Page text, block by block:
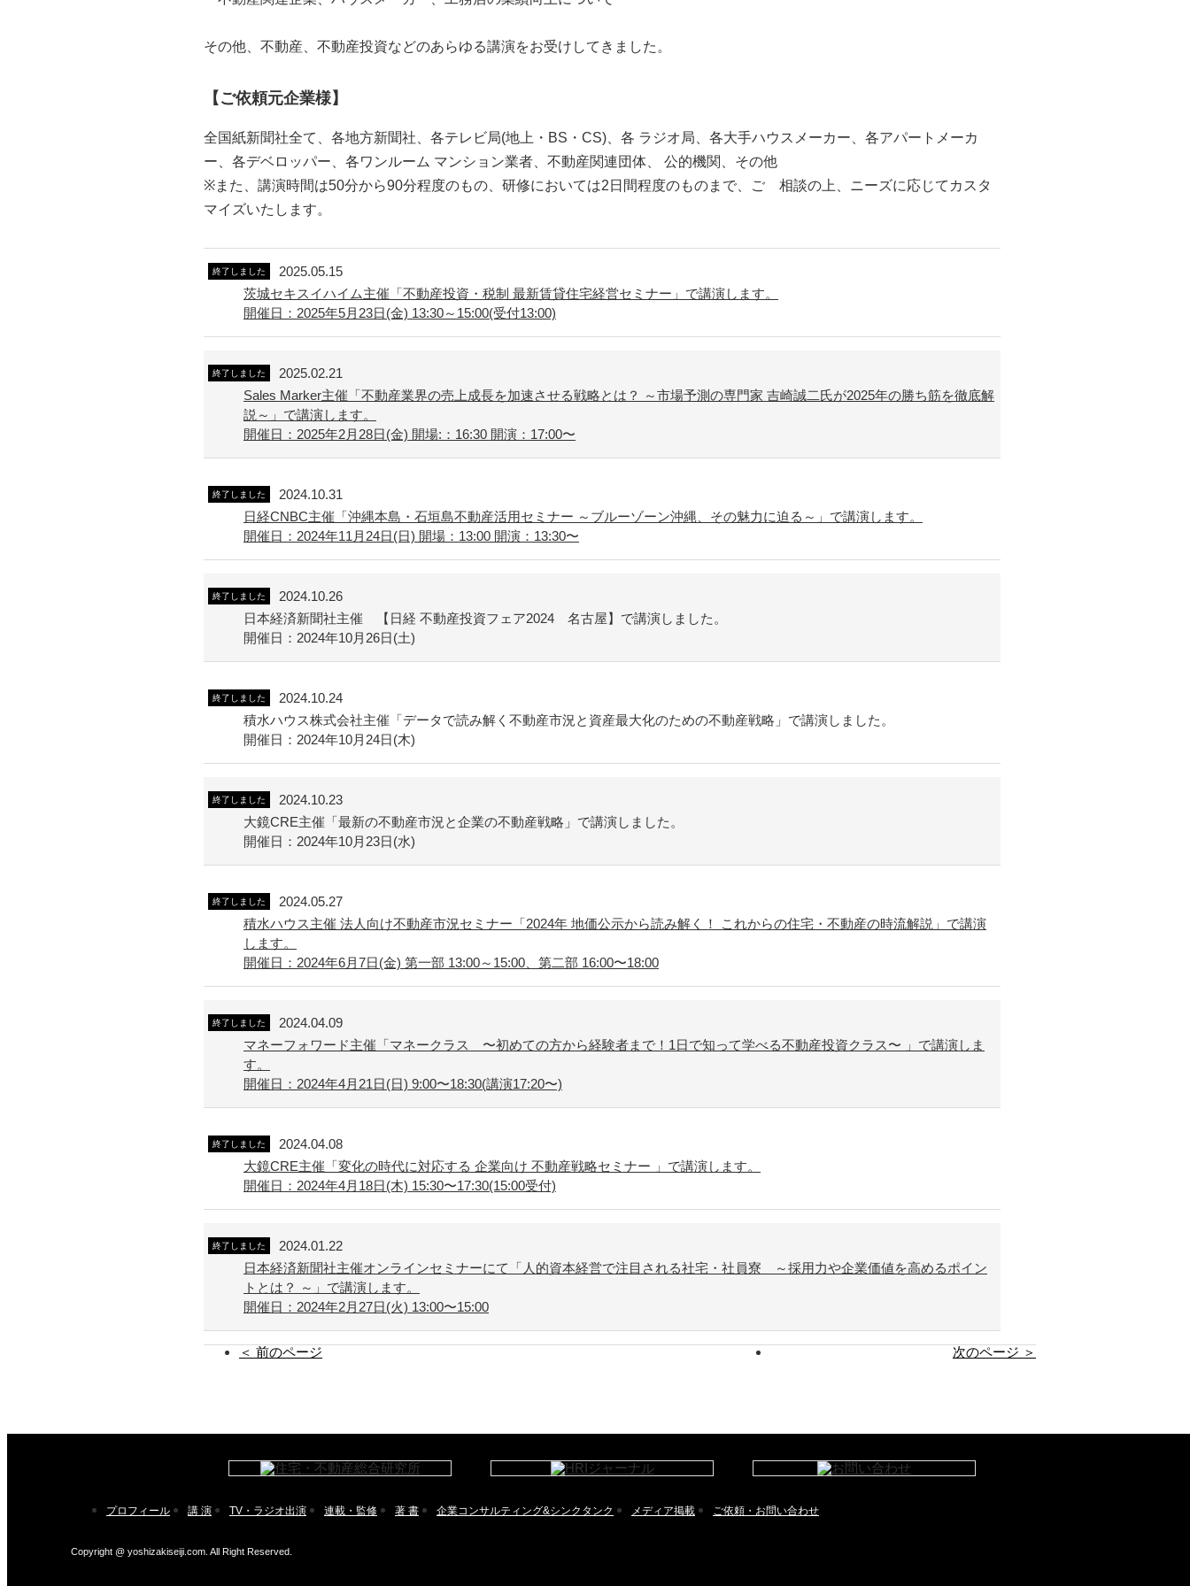
その他、不動産、不動産投資などのあらゆる講演をお受けしてきました。
【ご依頼元企業様】
全国紙新聞社全て、各地方新聞社、各テレビ局(地上・BS・CS)、各 ラジオ局、各大手ハウスメーカー、各アパートメーカ
ー、各デベロッパー、各ワンルーム マンション業者、不動産関連団体、 公的機関、その他
※また、講演時間は50分から90分程度のもの、研修においては2日間程度のものまで、ご゙相談の上、ニーズに応じてカスタ
マイズいたします。
終了しました
2025.05.15
茨城セキスイハイム主催「不動産投資・税制 最新賃貸住宅経営セミナー」で講演します。
開催日：2025年5月23日(金) 13:30～15:00(受付13:00)
終了しました
2025.02.21
Sales Marker主催「不動産業界の売上成長を加速させる戦略とは？ ～市場予測の専門家 吉崎誠二氏が2025年の勝ち筋を徹底解
説～」で講演します。
開催日：2025年2月28日(金) 開場:：16:30 開演：17:00〜
終了しました
2024.10.31
日経CNBC主催「沖縄本島・石垣島不動産活用セミナー ～ブルーゾーン沖縄、その魅力に迫る～」で講演します。
開催日：2024年11月24日(日) 開場：13:00 開演：13:30〜
終了しました
2024.10.26
日本経済新聞社主催 【日経 不動産投資フェア2024 名古屋】で講演しました。
開催日：2024年10月26日(土)
終了しました
2024.10.24
積水ハウス株式会社主催「データで読み解く不動産市況と資産最大化のための不動産戦略」で講演しました。
開催日：2024年10月24日(木)
終了しました
2024.10.23
大鏡CRE主催「最新の不動産市況と企業の不動産戦略」で講演しました。
開催日：2024年10月23日(水)
終了しました
2024.05.27
積水ハウス主催 法人向け不動産市況セミナー「2024年 地価公示から読み解く！ これからの住宅・不動産の時流解説」で講演
します。
開催日：2024年6月7日(金) 第一部 13:00～15:00、第二部 16:00〜18:00
終了しました
2024.04.09
マネーフォワード主催「マネークラス 〜初めての方から経験者まで！1日で知って学べる不動産投資クラス〜 」で講演しま
す。
開催日：2024年4月21日(日) 9:00〜18:30(講演17:20〜)
終了しました
2024.04.08
大鏡CRE主催「変化の時代に対応する 企業向け 不動産戦略セミナー 」で講演します。
開催日：2024年4月18日(木) 15:30〜17:30(15:00受付)
終了しました
2024.01.22
日本経済新聞社主催オンラインセミナーにて「人的資本経営で注目される社宅・社員寮 ～採用力や企業価値を高めるポイン
トとは？ ～」で講演します。
開催日：2024年2月27日(火) 13:00〜15:00
＜ 前のページ 次のページ ＞
プロフィール 講 演 TV・ラジオ出演 連載・監修 著 書 企業コンサルティング&シンクタンク メディア掲載 ご依頼・お問い合わせ
Copyright @ yoshizakiseiji.com. All Right Reserved.